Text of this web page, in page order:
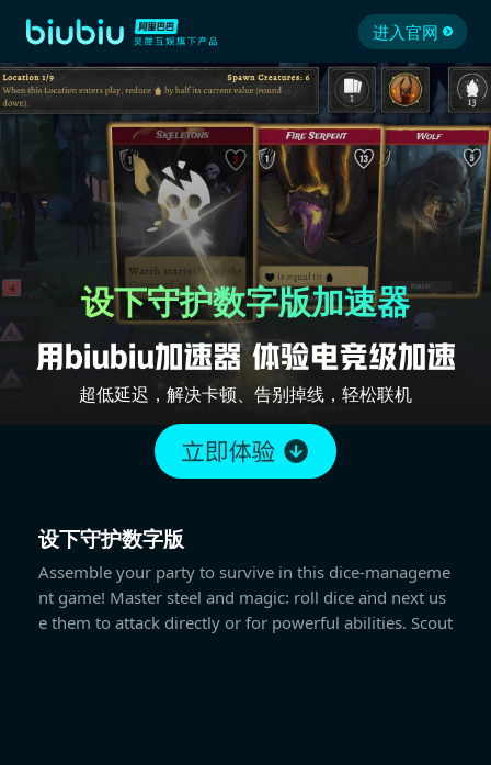
进入官网
设下守护数字版加速器
超低延迟，解决卡顿、告别掉线，轻松联机
设下守护数字版
Assemble your party to survive in this dice-manageme
nt game! Master steel and magic: roll dice and next us
e them to attack directly or for powerful abilities. Scout